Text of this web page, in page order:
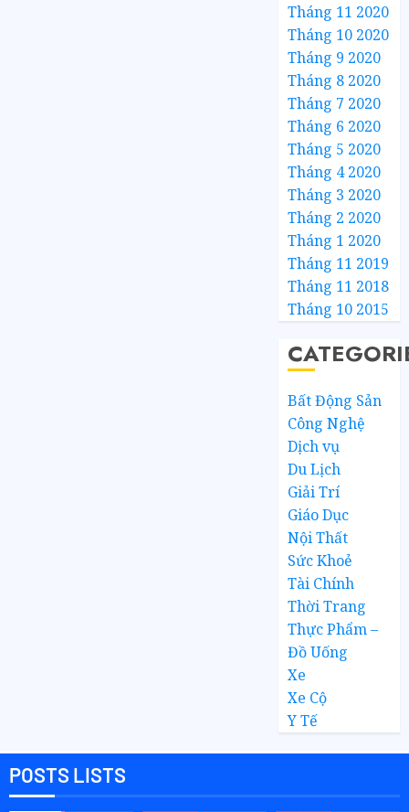
Tháng 11 2020
Tháng 10 2020
Tháng 9 2020
Tháng 8 2020
Tháng 7 2020
Tháng 6 2020
Tháng 5 2020
Tháng 4 2020
Tháng 3 2020
Tháng 2 2020
Tháng 1 2020
Tháng 11 2019
Tháng 11 2018
Tháng 10 2015
Bất Động Sản
Công Nghệ
Dịch vụ
Du Lịch
Giải Trí
Giáo Dục
Nội Thất
Sức Khoẻ
Tài Chính
Thời Trang
Thực Phẩm –
Đồ Uống
Xe
Xe Cộ
Y Tế
POSTS LISTS